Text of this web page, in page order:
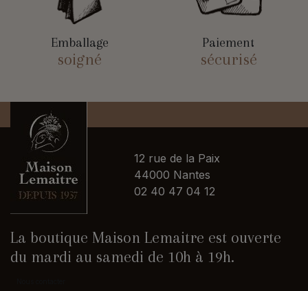
Emballage
soigné
Paiement
sécurisé
12 rue de la Paix
44000 Nantes
02 40 47 04 12
La boutique Maison Lemaitre est ouverte
du mardi au samedi de 10h à 19h.